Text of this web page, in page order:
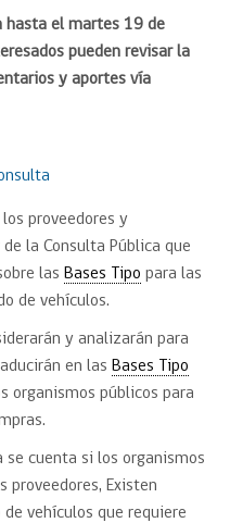
hasta el martes 19 de
pueden revisar la
y aportes vía
proveedores y
la Consulta Pública que
las Bases Tipo para las
de vehículos.
y analizarán para
en las Bases Tipo
organismos públicos para
se cuenta si los organismos
proveedores, Existen
vehículos que requiere